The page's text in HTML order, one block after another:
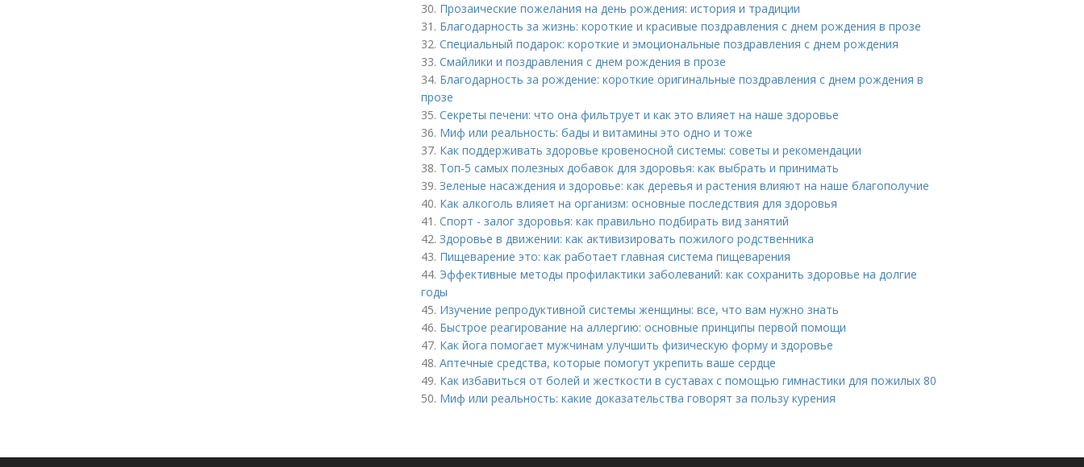
30. Прозаические пожелания на день рождения: история и традиции
31. Благодарность за жизнь: короткие и красивые поздравления с днем рождения в прозе
32. Специальный подарок: короткие и эмоциональные поздравления с днем рождения
33. Смайлики и поздравления с днем рождения в прозе
34. Благодарность за рождение: короткие оригинальные поздравления с днем рождения в
прозе
35. Секреты печени: что она фильтрует и как это влияет на наше здоровье
36. Миф или реальность: бады и витамины это одно и тоже
37. Как поддерживать здоровье кровеносной системы: советы и рекомендации
38. Топ-5 самых полезных добавок для здоровья: как выбрать и принимать
39. Зеленые насаждения и здоровье: как деревья и растения влияют на наше благополучие
40. Как алкоголь влияет на организм: основные последствия для здоровья
41. Спорт - залог здоровья: как правильно подбирать вид занятий
42. Здоровье в движении: как активизировать пожилого родственника
43. Пищеварение это: как работает главная система пищеварения
44. Эффективные методы профилактики заболеваний: как сохранить здоровье на долгие
годы
45. Изучение репродуктивной системы женщины: все, что вам нужно знать
46. Быстрое реагирование на аллергию: основные принципы первой помощи
47. Как йога помогает мужчинам улучшить физическую форму и здоровье
48. Аптечные средства, которые помогут укрепить ваше сердце
49. Как избавиться от болей и жесткости в суставах с помощью гимнастики для пожилых 80
50. Миф или реальность: какие доказательства говорят за пользу курения